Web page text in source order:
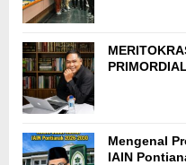
Mengenal
IAIN